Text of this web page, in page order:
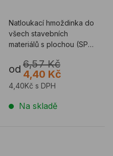
Natloukací hmoždinka do
všech stavebních
materiálů s plochou (SP),
hlavou.
od 6,57 Kč
4,40 Kč
4,40Kč s DPH
Na skladě
fasádní 6h